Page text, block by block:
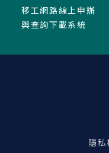
移工網路線上申辦
與查詢下載系統
隱